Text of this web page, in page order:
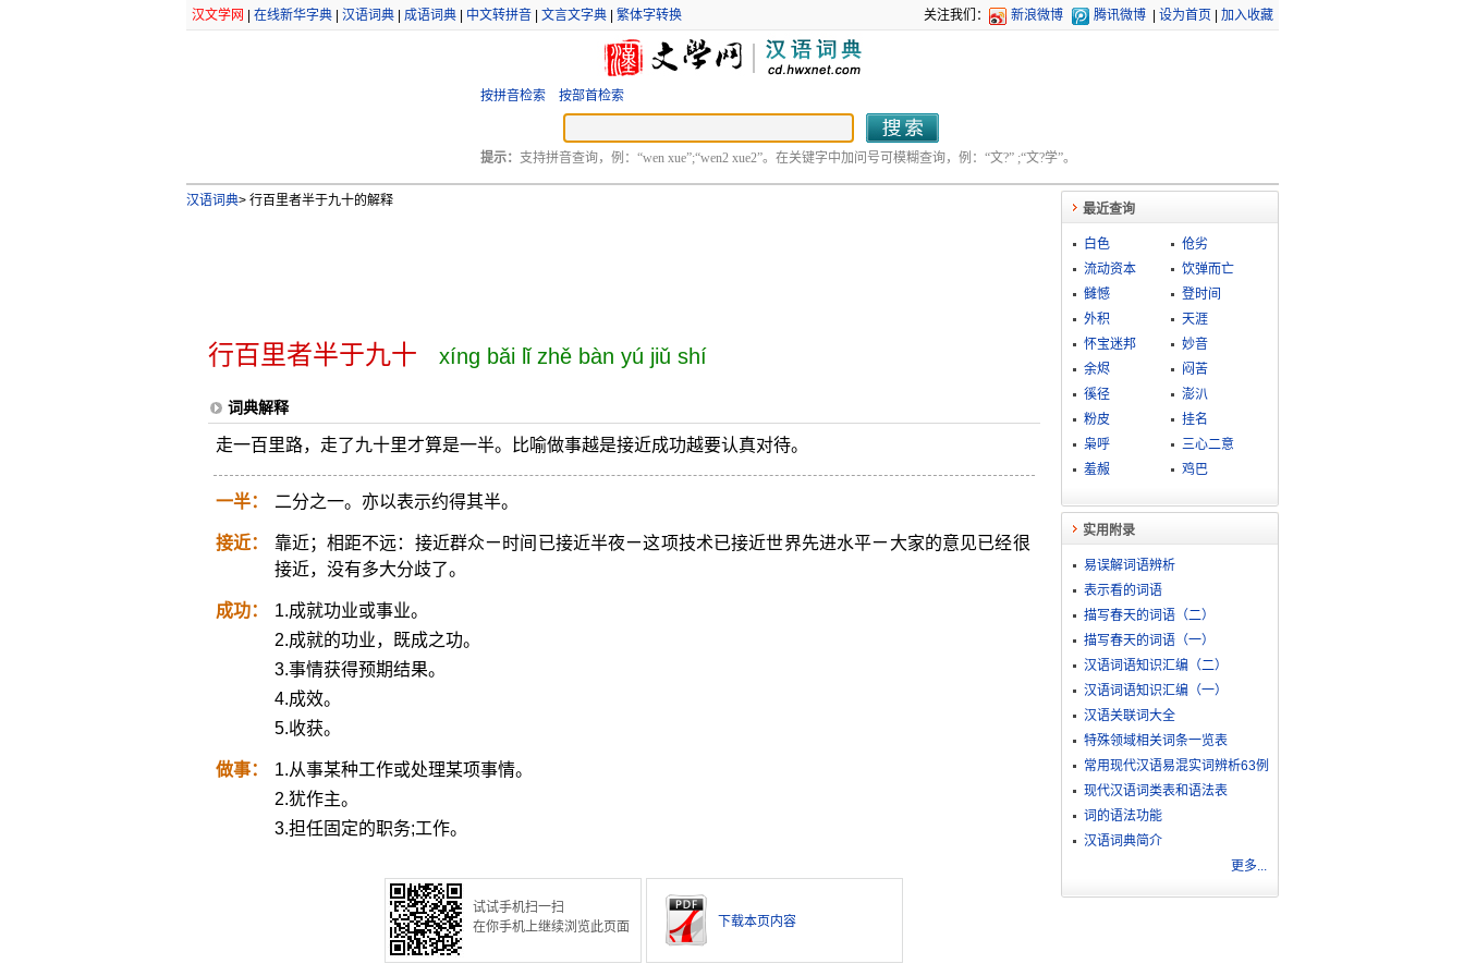
汉文学网 在线新华字典| 汉语词典| 成语词典| 中文转拼音| 文言文字典| 繁体字转换 关注我们： 新浪微博 腾讯微博 设为首页 加入收藏
按拼音检索 按部首检索
提示： 支持拼音查询，例：“wen xue”;“wen2 xue2”。在关键字中加问号可模糊查询，例：“文?” ;“文?学”。
汉语词典>行百里者半于九十的解释
行百里者半于九十 xíng bǎi lǐ zhě bàn yú jiǔ shí
词典解释
走一百里路，走了九十里才算是一半。比喻做事越是接近成功越要认真对待。
一半： 二分之一。亦以表示约得其半。
接近：
靠近；相距不远：接近群众ㄧ时间已接近半夜ㄧ这项技术已接近世界先进水平ㄧ大家的意见已经很
接近，没有多大分歧了。
成功：
1.成就功业或事业。
2.成就的功业，既成之功。
3.事情获得预期结果。
4.成效。
5.收获。
做事：
1.从事某种工作或处理某项事情。
2.犹作主。
3.担任固定的职务;工作。
试试手机扫一扫
在你手机上继续浏览此页面
下载本页内容
最近查询
白色
伧劣
流动资本
饮弹而亡
雠憾
登时间
外积
天涯
怀宝迷邦
妙音
余烬
闷苦
徯径
澎汃
粉皮
挂名
枭呼
三心二意
羞赧
鸡巴
实用附录
易误解词语辨析
表示看的词语
描写春天的词语（二）
描写春天的词语（一）
汉语词语知识汇编（二）
汉语词语知识汇编（一）
汉语关联词大全
特殊领域相关词条一览表
常用现代汉语易混实词辨析63例
现代汉语词类表和语法表
词的语法功能
汉语词典简介
更多...